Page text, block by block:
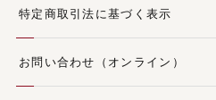
特定商取引法に基づく表示
お問い合わせ（オンライン）